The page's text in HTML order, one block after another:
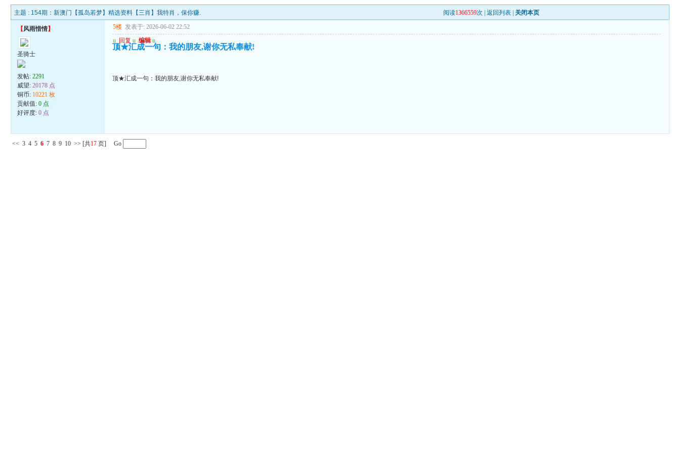
主题 : 154期：新澳门【孤岛若梦】精选资料【三肖】我特肖，保你赚. 阅读1366559次 |返回列表 关闭本页
【风雨惜情】
圣骑士
发帖:2291
威望:20178 点
铜币: 10221 枚
贡献值:0 点
好评度:0 点
5楼 发表于: 2026-06-02 22:52
u 回复 u 编辑 u
顶★汇成一句：我的朋友,谢你无私奉献!
顶★汇成一句：我的朋友,谢你无私奉献!
<< 3 4 5 6 7 8 9 10 >> [共17 页] Go